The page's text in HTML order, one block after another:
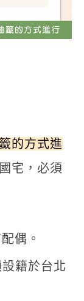
的方式進
宅，必須
偶。
籍於台北